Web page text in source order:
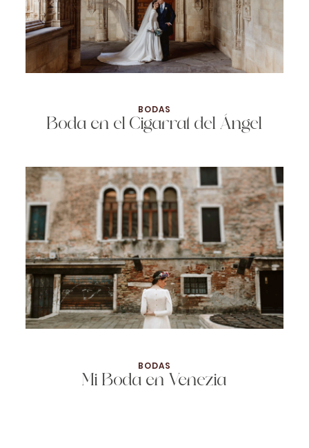
CONTACTO
BODAS
Boda en el Cigarral del Ángel
BODAS
Mi Boda en Venezia